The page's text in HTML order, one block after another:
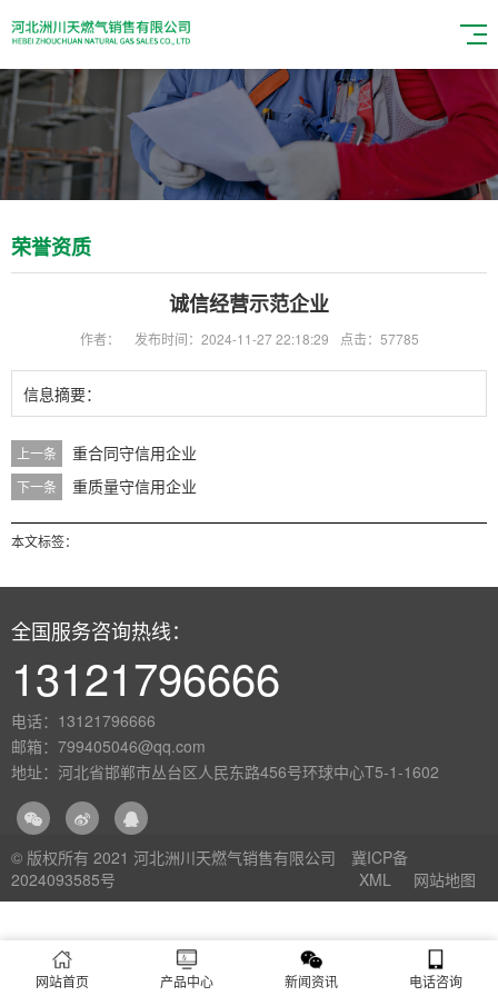
荣誉资质
诚信经营示范企业
作者： 发布时间：2024-11-27 22:18:29 点击：57785
信息摘要：
上一条 重合同守信用企业
下一条 重质量守信用企业
本文标签：
全国服务咨询热线：
13121796666
电话：13121796666
邮箱：799405046@qq.com
地址：河北省邯郸市丛台区人民东路456号环球中心T5-1-1602
© 版权所有 2021 河北洲川天燃气销售有限公司
冀ICP备
2024093585号
XML 网站地图
网站首页 产品中心 新闻资讯 电话咨询